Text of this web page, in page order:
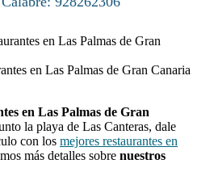
en Las Palmas de Gran Canaria
en Las Palmas de Gran
la playa de Las Canteras, dale
con los mejores restaurantes en
más detalles sobre nuestros